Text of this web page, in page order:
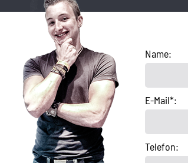
Name:
E-Mail*:
Telefon: